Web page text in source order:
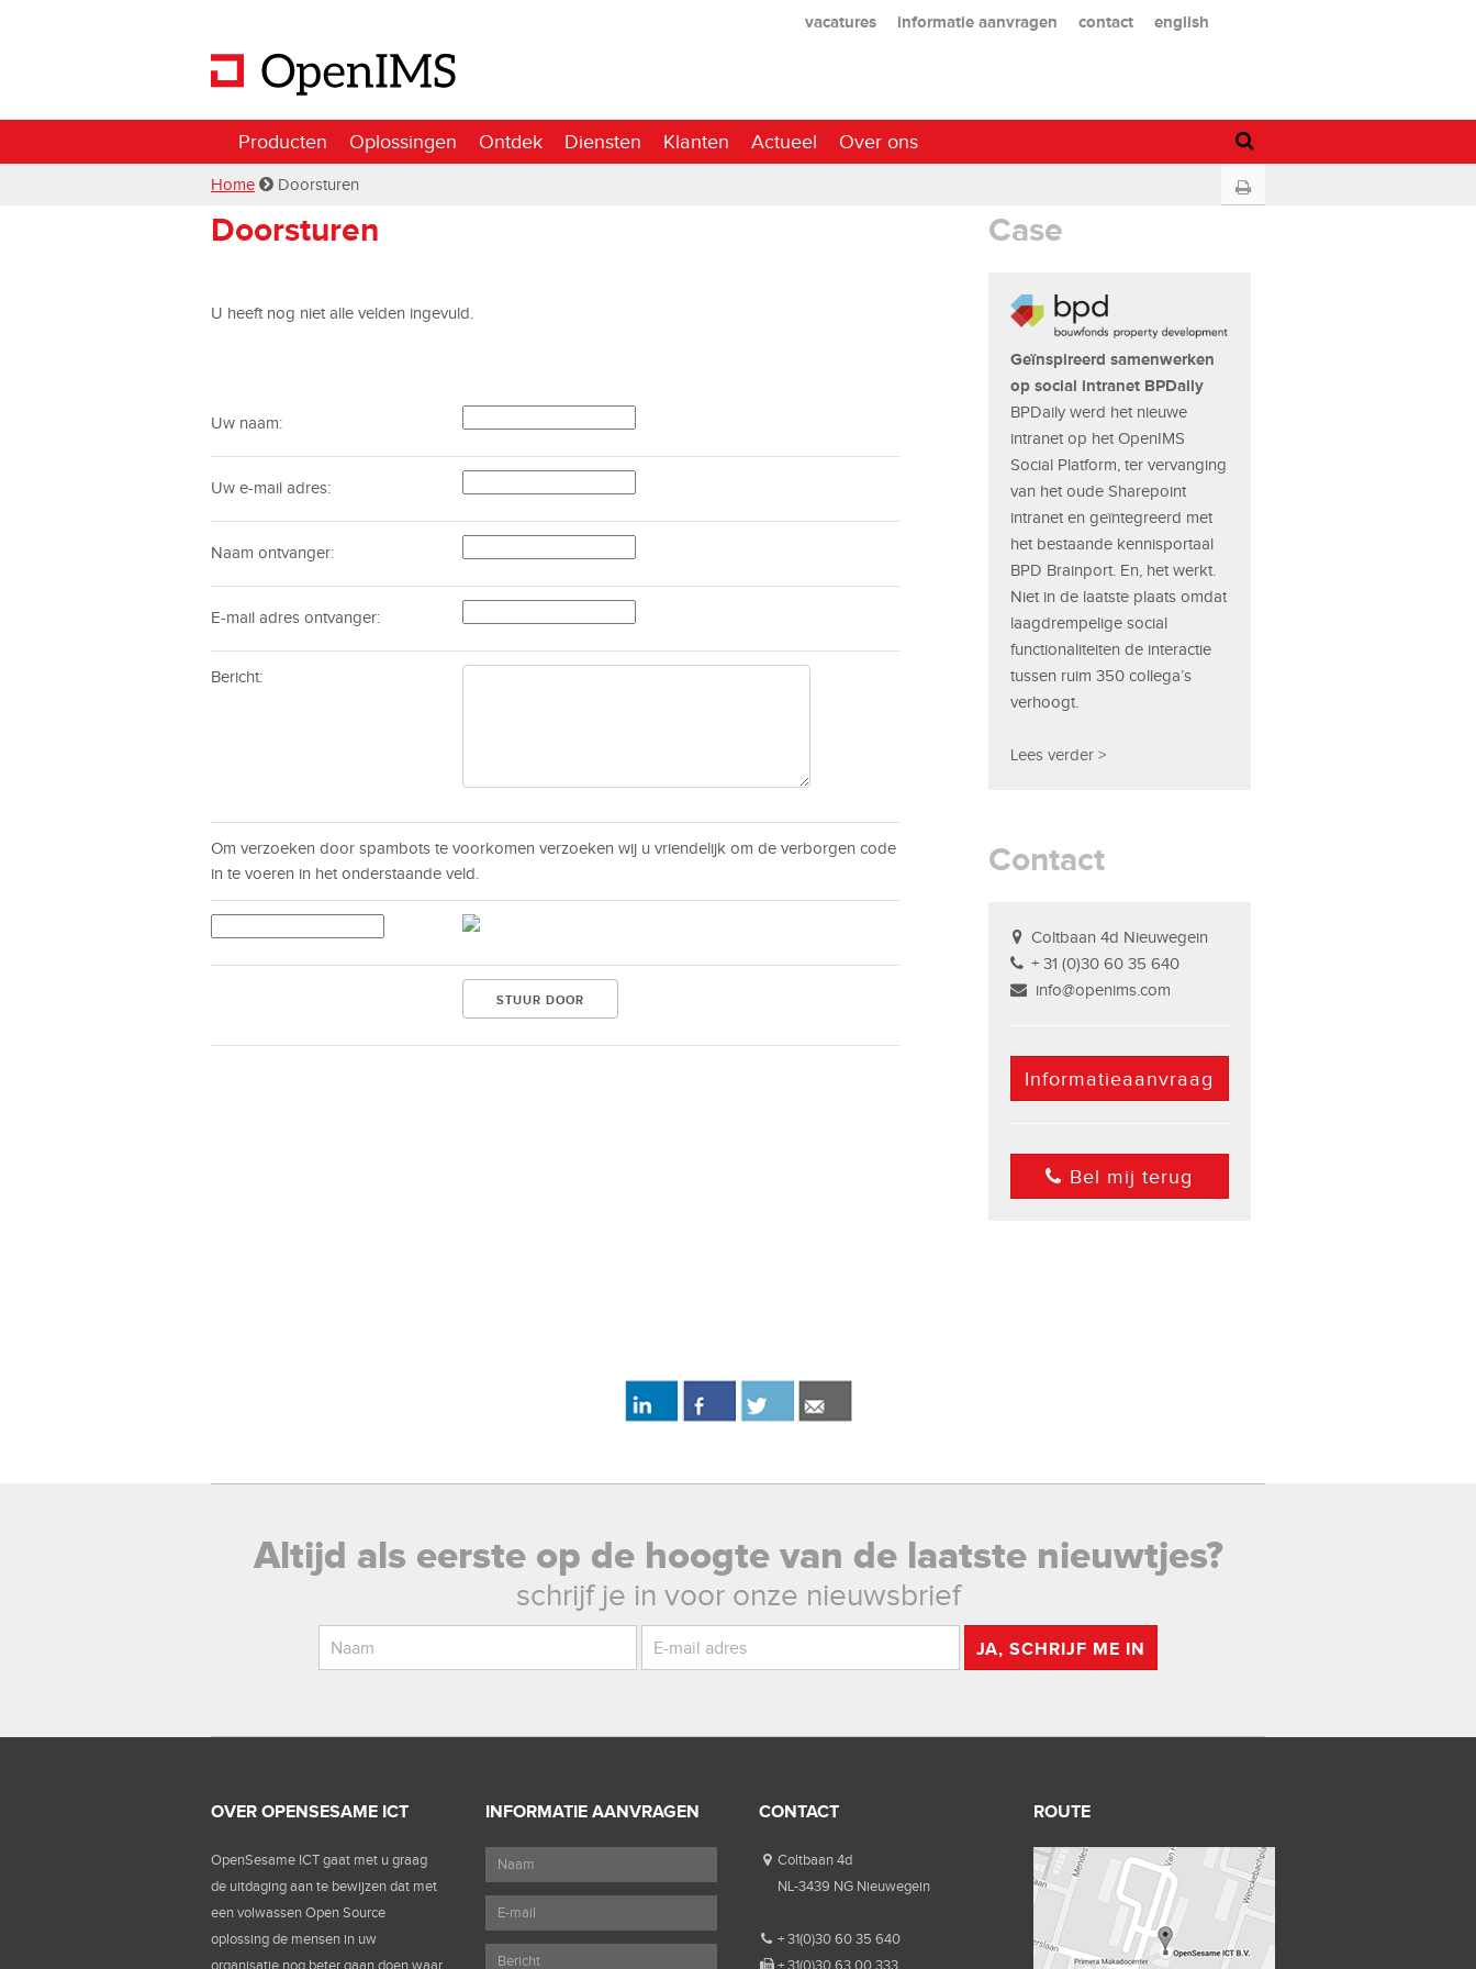
vacatures informatie aanvragen contact english
Producten Oplossingen Ontdek Diensten Klanten Actueel Over ons
Home Doorsturen
Doorsturen
U heeft nog niet alle velden ingevuld.
Uw naam:
Uw e-mail adres:
Naam ontvanger:
E-mail adres ontvanger:
Bericht:
Om verzoeken door spambots te voorkomen verzoeken wij u vriendelijk om de verborgen code
in te voeren in het onderstaande veld.
Case
Geïnspireerd samenwerken
op social intranet BPDaily
BPDaily werd het nieuwe
intranet op het OpenIMS
Social Platform, ter vervanging
van het oude Sharepoint
intranet en geïntegreerd met
het bestaande kennisportaal
BPD Brainport. En, het werkt.
Niet in de laatste plaats omdat
laagdrempelige social
functionaliteiten de interactie
tussen ruim 350 collega’s
verhoogt.
Lees verder >
Contact
Coltbaan 4d Nieuwegein
+ 31 (0)30 60 35 640
info@openims.com
Informatieaanvraag
Bel mij terug
Altijd als eerste op de hoogte van de laatste nieuwtjes?
schrijf je in voor onze nieuwsbrief
JA, SCHRIJF ME IN
OVER OPENSESAME ICT
OpenSesame ICT gaat met u graag
de uitdaging aan te bewijzen dat met
een volwassen Open Source
oplossing de mensen in uw
organisatie nog beter gaan doen waar
INFORMATIE AANVRAGEN CONTACT
Coltbaan 4d
NL-3439 NG Nieuwegein
+ 31(0)30 60 35 640
+ 31(0)30 63 00 333
ROUTE